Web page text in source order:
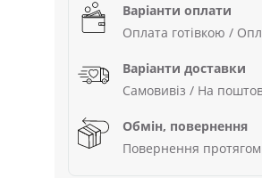
Варіанти оплати
Оплата готівкою /
Варіанти доставки
Самовивіз / На
Обмін, повернення
Повернення